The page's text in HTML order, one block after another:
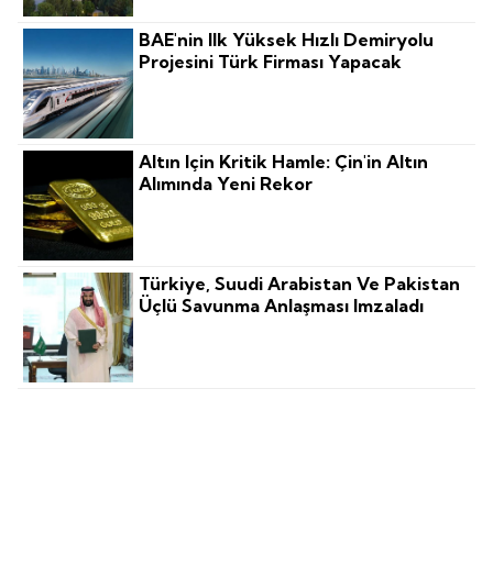
BAE'nin Ilk Yüksek Hızlı Demiryolu
Projesini Türk Firması Yapacak
Altın Için Kritik Hamle: Çin'in Altın
Alımında Yeni Rekor
Türkiye, Suudi Arabistan Ve Pakistan
Üçlü Savunma Anlaşması Imzaladı